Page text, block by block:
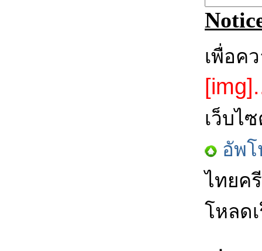
เพื่อค
เว็บไ
อัพ
ไทยค
โหลด